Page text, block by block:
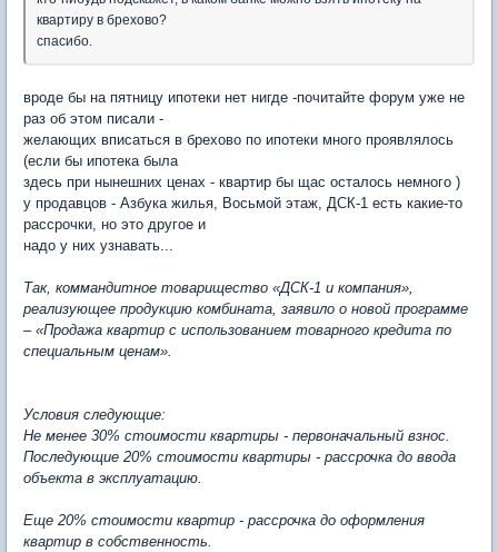
квартиру в брехово?
спасибо.
вроде бы на пятницу ипотеки нет нигде -почитайте форум уже не
раз об этом писали -
желающих вписаться в брехово по ипотеки много проявлялось
(если бы ипотека была
здесь при нынешних ценах - квартир бы щас осталось немного )
у продавцов - Азбука жилья, Восьмой этаж, ДСК-1 есть какие-то
рассрочки, но это другое и
надо у них узнавать...
Так, коммандитное товарищество «ДСК-1 и компания»,
реализующее продукцию комбината, заявило о новой программе
– «Продажа квартир с использованием товарного кредита по
специальным ценам».
Условия следующие:
Не менее 30% стоимости квартиры - первоначальный взнос.
Последующие 20% стоимости квартиры - рассрочка до ввода
объекта в эксплуатацию.
Еще 20% стоимости квартир - рассрочка до оформления
квартир в собственность.